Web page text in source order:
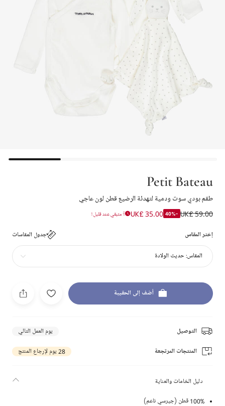
Petit Bateau
طقم بودي سوت ودمية لتهدئة الرضيع قطن لون عاجي
UK£ 59.00
-40%
UK£ 35.00 متبقي عدد قليل !
إختر المقاس جدول المقاسات
المقاس: حديث الولادة
أضف إلى الحقيبة
التوصيل يوم العمل التالي
المنتجات المرتجعة 28 يوم لإرجاع المنتج
دليل الخامات والعناية
100% قطن (جيرسي ناعم)